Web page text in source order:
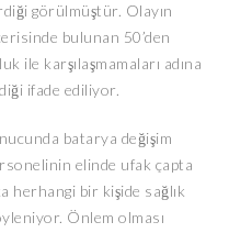
görülmüştür. Olayın
bulunan 50’den
ile karşılaşmamaları adına
ifade ediliyor.
batarya değişim
elinde ufak çapta
herhangi bir kişide sağlık
Önlem olması